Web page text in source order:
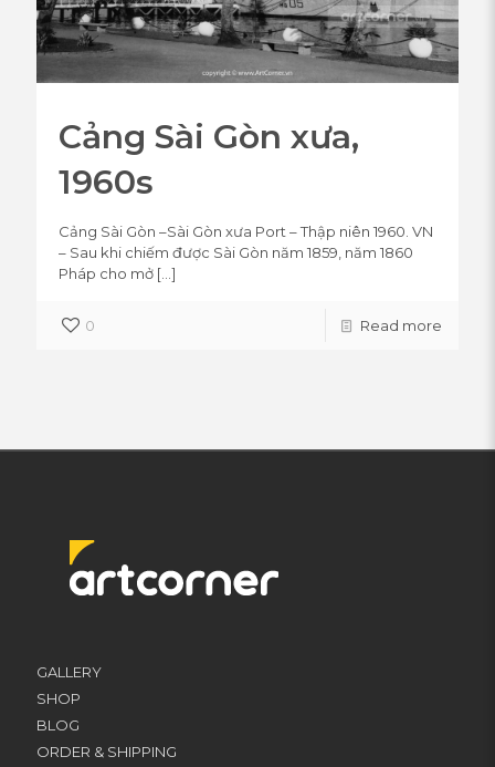
Cảng Sài Gòn xưa,
1960s
Cảng Sài Gòn –Sài Gòn xưa Port – Thập niên 1960. VN
– Sau khi chiếm được Sài Gòn năm 1859, năm 1860
Pháp cho mở […]
0 Read more
GALLERY
SHOP
BLOG
ORDER & SHIPPING